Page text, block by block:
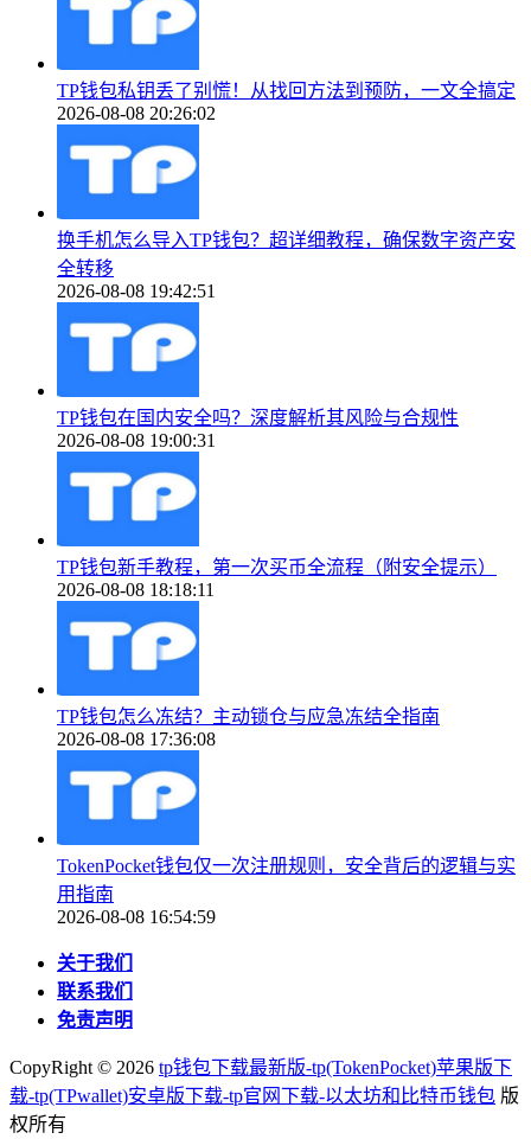
TP钱包私钥丢了别慌！从找回方法到预防，一文全搞定
2026-08-08 20:26:02
换手机怎么导入TP钱包？超详细教程，确保数字资产安
全转移
2026-08-08 19:42:51
TP钱包在国内安全吗？深度解析其风险与合规性
2026-08-08 19:00:31
TP钱包新手教程，第一次买币全流程（附安全提示）
2026-08-08 18:18:11
TP钱包怎么冻结？主动锁仓与应急冻结全指南
2026-08-08 17:36:08
TokenPocket钱包仅一次注册规则，安全背后的逻辑与实
用指南
2026-08-08 16:54:59
关于我们
联系我们
免责声明
CopyRight © 2026 tp钱包下载最新版-tp(TokenPocket)苹果版下
载-tp(TPwallet)安卓版下载-tp官网下载-以太坊和比特币钱包 版
权所有